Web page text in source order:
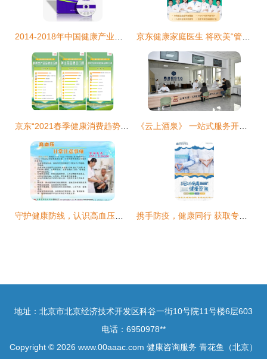
地址：北京市北京经济技术开发区科谷一街10号院11号楼6层603
电话：6950978**
Copyright © 2026 www.00aaac.com 健康咨询服务 青花鱼（北京）